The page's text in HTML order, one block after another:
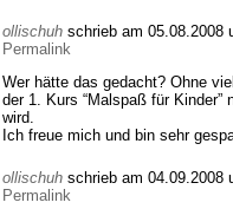
ollischuh schrieb am 05.08.2008
Permalink
Wer hätte das gedacht? Ohne
der 1. Kurs “Malspaß für
wird.
Ich freue mich und bin sehr
ollischuh schrieb am 04.09.2008
Permalink